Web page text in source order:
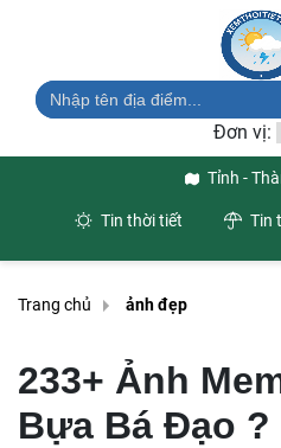
Đơn vị:
Tỉnh -
Tin thời tiết Tin
Trang chủ ảnh đẹp
233+ Ảnh
Bựa Bá Đạo